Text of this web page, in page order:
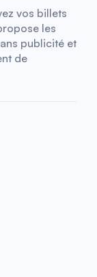
vos billets
les
publicité et
de